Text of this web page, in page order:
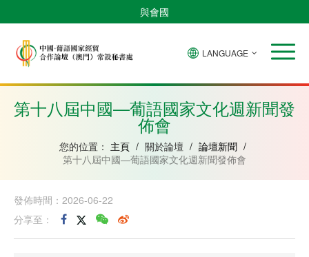
與會國
安
比
紹
內
亞
克
和
普
LANGUAGE
第十八屆中國—葡語國家文化週新聞發
佈會
您的位置： 主頁 / 關於論壇 / 論壇新聞 /
第十八屆中國—葡語國家文化週新聞發佈會
發佈時間：2026-06-22
分享至：